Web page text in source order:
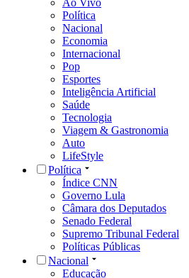
Ao Vivo
Política
Nacional
Economia
Internacional
Pop
Esportes
Inteligência Artificial
Saúde
Tecnologia
Viagem & Gastronomia
Auto
LifeStyle
Política
Índice CNN
Governo Lula
Câmara dos Deputados
Senado Federal
Supremo Tribunal Federal
Políticas Públicas
Nacional
Educação